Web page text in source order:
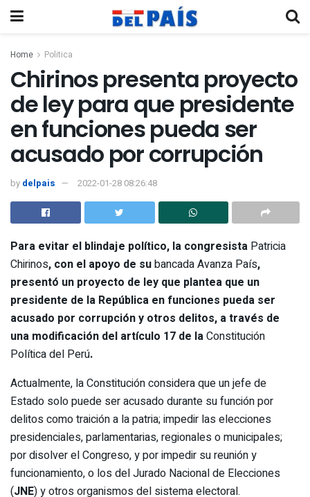
Home Politica
Chirinos presenta proyecto
de ley para que presidente
en funciones pueda ser
acusado por corrupción
by delpais 2022-01-28 08:26:48
Para evitar el blindaje político, la congresista Patricia
Chirinos, con el apoyo de subancada Avanza País,
presentó un proyecto de ley que plantea que un
presidente de la República en funciones pueda ser
acusado por corrupción y otros delitos, a través de
una modificación del artículo 17 de laConstitución
Política del Perú.
Actualmente, la Constitución considera que un jefe de
Estado solo puede ser acusado durante su función por
delitos como traición a la patria; impedir las elecciones
presidenciales, parlamentarias, regionales o municipales;
por disolver el Congreso, y por impedir su reunión y
funcionamiento, o los del Jurado Nacional de Elecciones
(JNE) y otros organismos del sistema electoral.